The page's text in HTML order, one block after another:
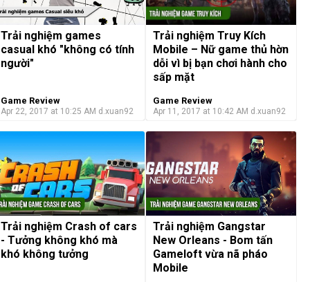
Trải nghiệm games
casual khó "không có tính
người"
Game Review
Apr 22, 2017 at 10:25 AM d.xuan92
Trải nghiệm Truy Kích
Mobile – Nữ game thủ hờn
dỗi vì bị bạn chơi hành cho
sấp mặt
Game Review
Apr 11, 2017 at 10:42 AM d.xuan92
Trải nghiệm Crash of cars
- Tưởng không khó mà
khó không tưởng
Trải nghiệm Gangstar
New Orleans - Bom tấn
Gameloft vừa nã pháo
Mobile